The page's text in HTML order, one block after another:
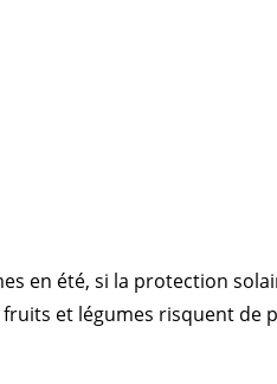
en été, si la protection
et légumes risquent de